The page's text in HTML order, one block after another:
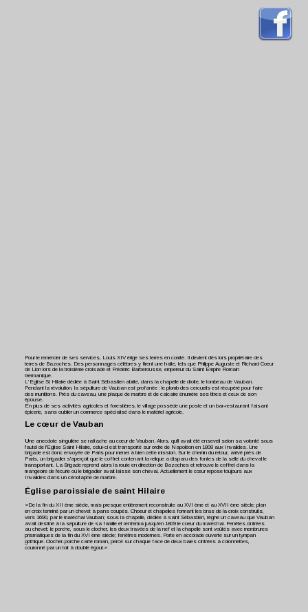
Pour le remercier de ses services, Louis XIV érige ses terres en comté. Il devient dès lors propriétaire des
terres de Bazoches. Des personnages célèbres y firent une halte, tels que Philippe Auguste et Richard Coeur
de Lion lors de la troisième croisade et Frédéric Barberousse, empereur du Saint Empire Romain
Germanique.
L’Eglise St Hilaire dédiée à Saint Sébastien abrite, dans la chapelle de droite, le tombeau de Vauban.
Pendant la révolution, la sépulture de Vauban est profanée : le plomb des cercueils est récupéré pour faire
des munitions. Près du caveau, une plaque de marbre et de calcaire énumère ses titres et ceux de son
épouse.
En plus de ses activités agricoles et forestières, le village possède une poste et un bar-restaurant faisant
épicerie, sans oublier un commerce spécialisé dans le matériel agricole.
Le cœur de Vauban
Une anecdote singulière se rattache au cœur de Vauban. Alors, qu'il avait été enseveli selon sa volonté sous
l'autel de l'Eglise Saint Hilaire, celui-ci est transporté sur ordre de Napoléon en 1808 aux Invalides. Une
brigade est donc envoyée de Paris pour mener à bien cette mission. Sur le chemin du retour, arrivé près de
Paris, un brigadier s'aperçoit que le coffret contenant la relique a disparu des fontes de la selle du cheval le
transportant. La Brigade reprend alors la route en direction de Bazoches et retrouve le coffret dans la
mangeoire de l'écurie où le brigadier avait laissé son cheval. Actuellement le cœur repose toujours aux
Invalides dans un cénotaphe de marbre.
Église paroissiale de saint Hilaire
«De la fin du XII ème siècle, mais presque entièrement reconstruite au XVI ème et au XVII ème siècle; plan
en croix terminé par un chevet à pans coupés. Choeur et chapelles formant les bras de la croix construits,
vers 1690, par le maréchal Vauban; sous la chapelle, dédiée à saint Sébastien, règne un caveau que Vauban
avait destiné à la sépulture de sa famille et renferma jusqu'en 1809 le coeur du maréchal. Fenêtes cintrées
au chevet; le porche, sous le clocher, les deux travées de la nef et la chapelle sont voûtés avec membrures
prismatiques de la fin du XVI ème siècle; fenêtres modernes. Porte en accolade ouverte sur un tympan
gothique. Clocher-porche carré roman, percé sur chaque face de deux baies cintrées à colonnettes,
couronné par un toit à double égout.»